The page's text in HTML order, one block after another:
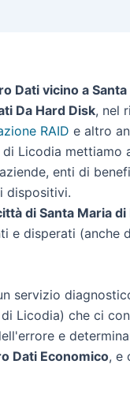
Dati vicino a
Da Hard Disk, nel
RAID e altro
Licodia mettiamo
enti di
dispositivi.
di Santa Maria di
e disperati (anche
servizio
Licodia) che ci
e
Dati Economico, e